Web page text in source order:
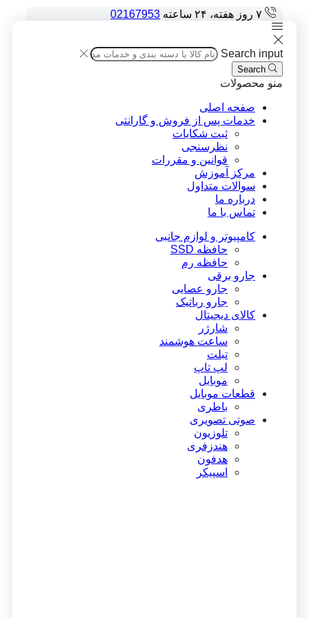
۷ روز هفته، ۲۴ ساعته 02167953
Search input
Search
منو محصولات
صفحه اصلی
خدمات پس از فروش و گارانتی
ثبت شکایات
نظرسنجی
قوانین و مقررات
مرکز آموزش
سوالات متداول
درباره ما
تماس با ما
کامپیوتر و لوازم جانبی
حافظه SSD
حافظه رم
جارو برقی
جارو عصایی
جارو رباتیک
کالای دیجیتال
شارژر
ساعت هوشمند
تبلت
لپ تاپ
موبایل
قطعات موبایل
باطری
صوتی تصویری
تلوزیون
هندزفری
هدفون
اسپیکر